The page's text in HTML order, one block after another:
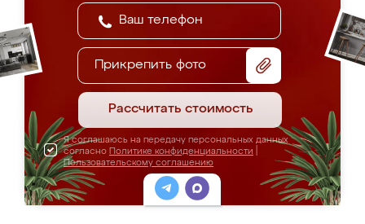
Прикрепить фото
Рассчитать стоимость
Я соглашаюсь на передачу персональных данных
согласно Политике конфиденциальности
Пользовательскому соглашению